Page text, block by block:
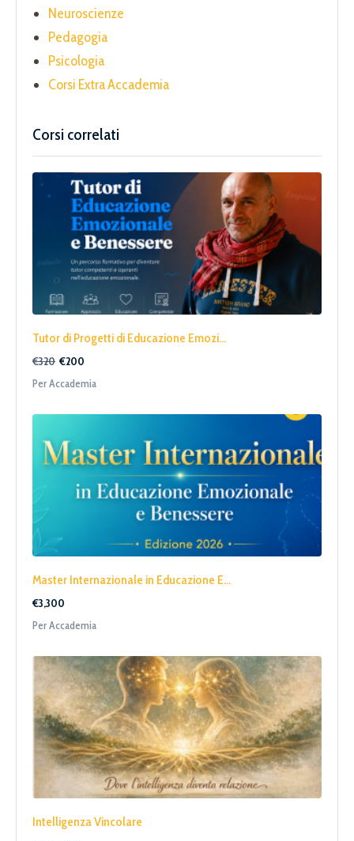
Corsi correlati
Tutor di Progetti di Educazione Emozi...
€320 €200
Per Accademia
Master Internazionale in Educazione E...
€3,300
Per Accademia
Intelligenza Vincolare
Neuroscienze
Pedagogia
Psicologia
Corsi Extra Accademia